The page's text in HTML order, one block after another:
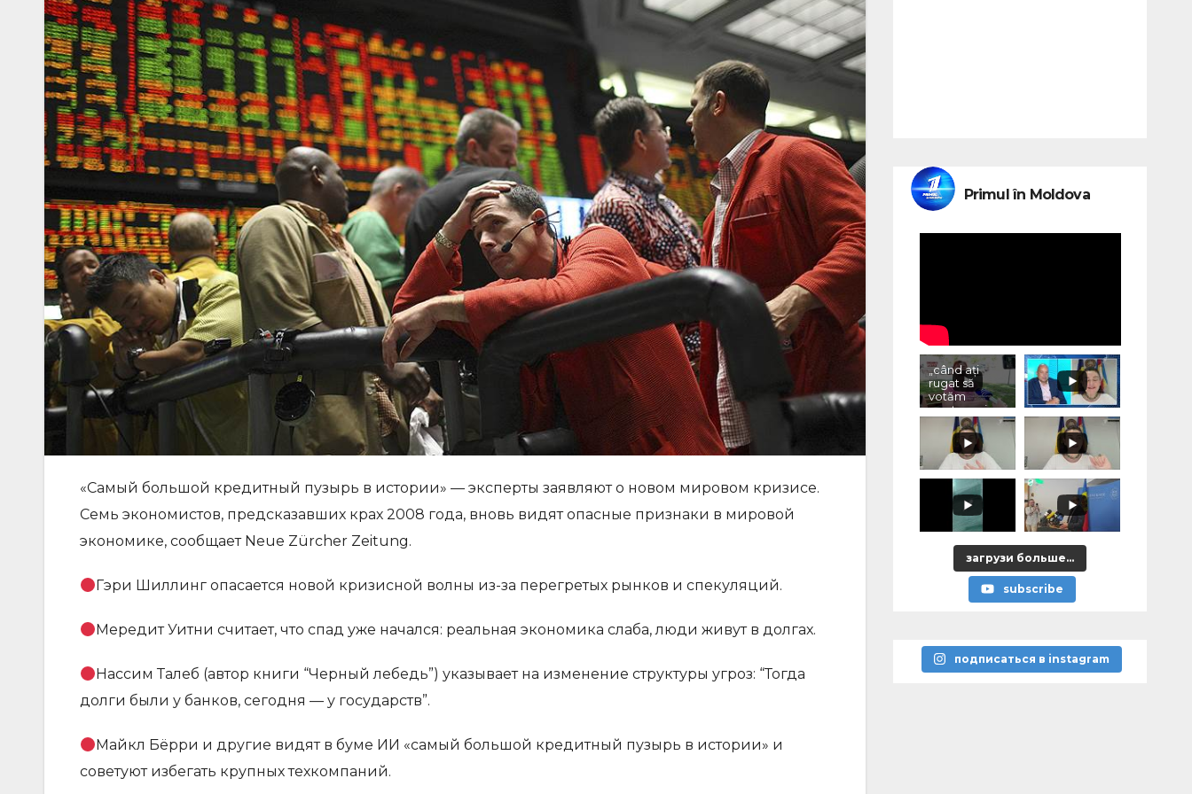
«Самый большой кредитный пузырь в истории» — эксперты заявляют о новом мировом кризисе.
Семь экономистов, предсказавших крах 2008 года, вновь видят опасные признаки в мировой
экономике, сообщает Neue Zürcher Zeitung.
Гэри Шиллинг опасается новой кризисной волны из-за перегретых рынков и спекуляций.
Мередит Уитни считает, что спад уже начался: реальная экономика слаба, люди живут в долгах.
Нассим Талеб (автор книги “Черный лебедь”) указывает на изменение структуры угроз: “Тогда
долги были у банков, сегодня — у государств”.
Майкл Бёрри и другие видят в буме ИИ «самый большой кредитный пузырь в истории» и
советуют избегать крупных техкомпаний.
Primul în Moldova
„când ați
rugat să
votăm
pentru voi,
ce ați
promis?"
загрузи больше...
subscribe
подписаться в instagram